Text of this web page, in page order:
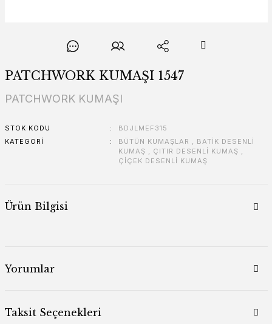
PATCHWORK KUMAŞI 1547
PATCHWORK KUMAŞI
STOK KODU
BDJLMEF315
KATEGORI
BÜTÜN KUMAŞLAR , BATİK DESENLİ
KUMAŞ , ÇITIR DESENLİ KUMAŞ ,
ÇİÇEK DESENLİ KUMAŞ
Ürün Bilgisi
Yorumlar
Taksit Seçenekleri